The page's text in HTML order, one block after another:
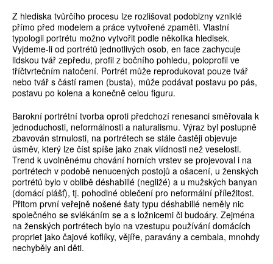
Z hlediska tvůrčího procesu lze rozlišovat podobizny vzniklé
přímo před modelem a práce vytvořené zpaměti. Vlastní
typologii portrétu možno vytvořit podle několika hledisek.
Vyjdeme-li od portrétů jednotlivých osob, en face zachycuje
lidskou tvář zepředu, profil z bočního pohledu, poloprofil ve
tříčtvrtečním natočení. Portrét může reprodukovat pouze tvář
nebo tvář s částí ramen (busta), může podávat postavu po pás,
postavu po kolena a konečně celou figuru.
Barokní portrétní tvorba oproti předchozí renesanci směřovala k
jednoduchosti, neformálnosti a naturalismu. Výraz byl postupně
zbavován strnulosti, na portrétech se stále častěji objevuje
úsměv, který lze číst spíše jako znak vlídnosti než veselosti.
Trend k uvolněnému chování horních vrstev se projevoval i na
portrétech v podobě nenucených postojů a ošacení, u ženských
portrétů bylo v oblibě déshabillé (negližé) a u mužských banyan
(domácí plášť), tj. pohodlné oblečení pro neformální příležitost.
Přitom první veřejně nošené šaty typu déshabillé neměly nic
společného se svlékáním se a s ložnicemi či budoáry. Zejména
na ženských portrétech bylo na vzestupu používání domácích
propriet jako čajové koflíky, vějíře, paravány a cembala, mnohdy
nechyběly ani děti.